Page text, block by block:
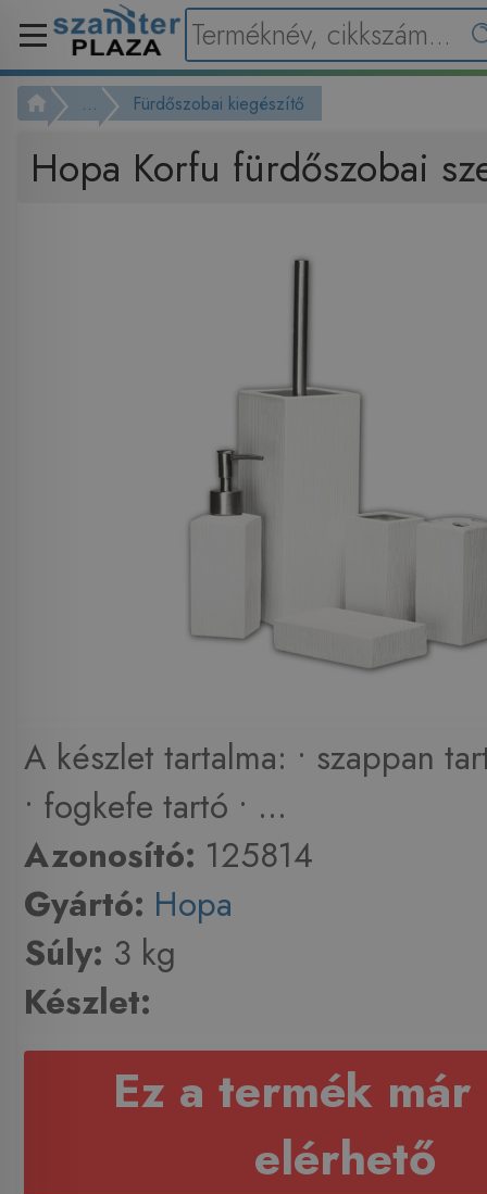
... Fürdőszobai kiegészítő
Hopa Korfu fürdőszobai
A készlet tartalma: • szappan
• fogkefe tartó • ...
Azonosító: 125814
Gyártó: Hopa
Súly: 3 kg
Készlet:
Ez a termék már
elérhető